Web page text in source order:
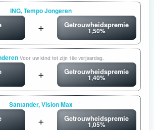
ING, Tempo Jongeren
Getrouwheidspremie
1,50%
Voor uw kind tot zijn 18e verjaardag.
Getrouwheidspremie
1,40%
Santander, Vision Max
Getrouwheidspremie
1,05%